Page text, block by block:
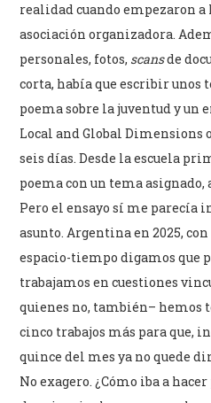
realidad cuando empezaron
asociación organizadora.
personales, fotos, scansde
corta, había que escribir unos
poema sobre la juventud y un
Local and Global Dimensions
seis días. Desde la escuela
poema con un tema
Pero el ensayo sí me parecía
asunto. Argentina en 2025,
espacio-tiempo digamos que
trabajamos en cuestiones
quienes no, también– hemos
cinco trabajos más para que,
quince del mes ya no quede
No exagero. ¿Cómo iba a